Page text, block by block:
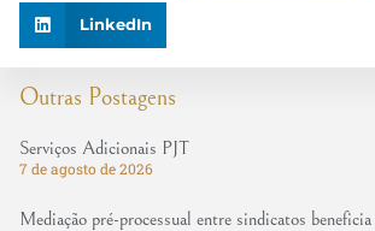
Outras Postagens
Serviços Adicionais PJT
7 de agosto de 2026
Mediação pré-processual entre sindicatos
LinkedIn